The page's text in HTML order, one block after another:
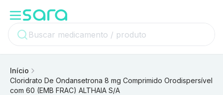
Início
Cloridrato De Ondansetrona 8 mg Comprimido Orodispersível
com 60 (EMB FRAC) ALTHAIA S/A